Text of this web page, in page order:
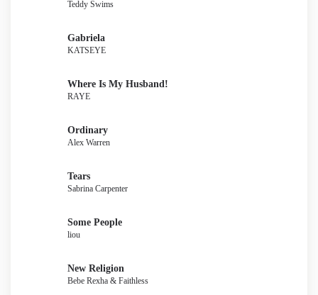
Teddy Swims
Gabriela
KATSEYE
Where Is My Husband!
RAYE
Ordinary
Alex Warren
Tears
Sabrina Carpenter
Some People
liou
New Religion
Bebe Rexha & Faithless